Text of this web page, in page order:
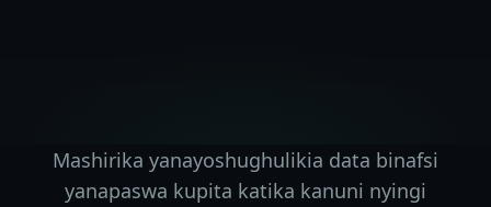
Mashirika yanayoshughulikia data binafsi
yanapaswa kupita katika kanuni nyingi